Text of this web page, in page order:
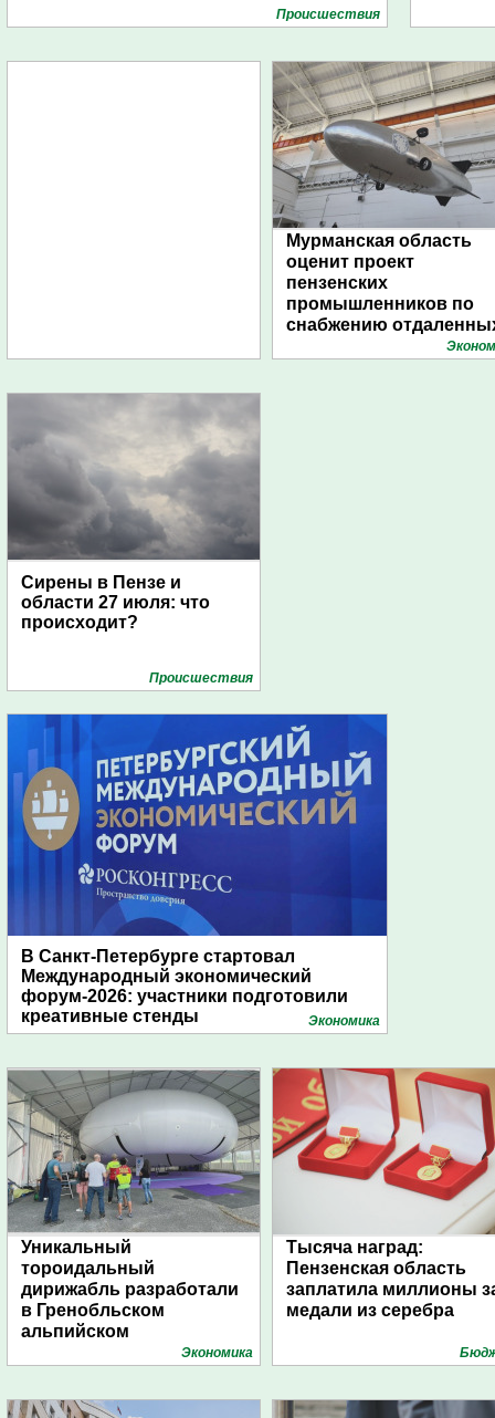
Проиcшествия
Мурманская область
оценит проект
пензенских
промышленников по
снабжению
поселений с помощью
Сирены в Пензе и
области 27 июля: что
происходит?
Проиcшествия
В Санкт-Петербурге стартовал
Международный экономический
форум-2026: участники подготовили
креативные стенды
Экономика
Уникальный
тороидальный
дирижабль разработали
в Гренобльском
альпийском
Экономика
Тысяча наград:
Пензенская область
заплатила миллионы
медали из серебра